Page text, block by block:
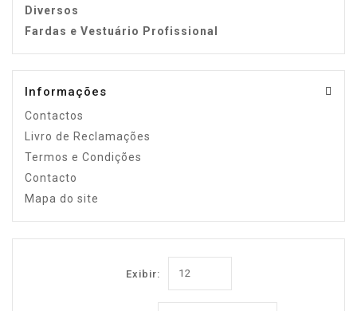
Diversos
Fardas e Vestuário Profissional
Informações
Contactos
Livro de Reclamações
Termos e Condições
Contacto
Mapa do site
Exibir: